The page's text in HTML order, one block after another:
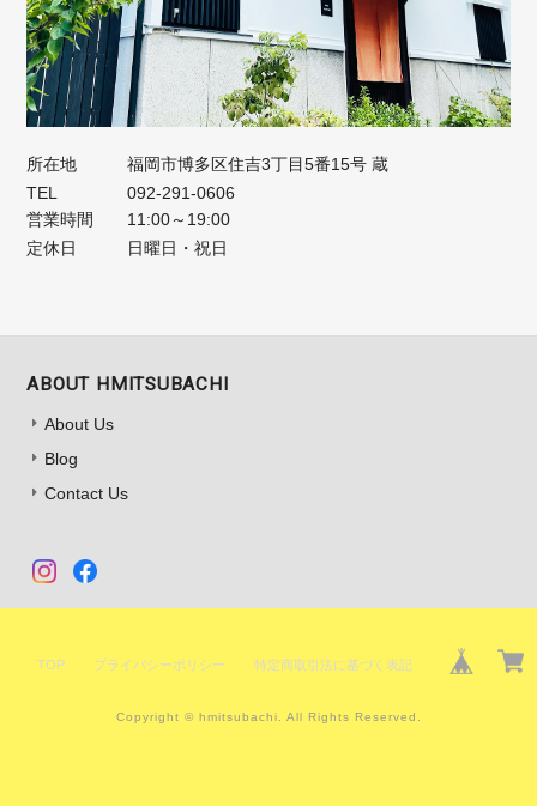
所在地
福岡市博多区住吉3丁目5番15号 蔵
TEL
092-291-0606
営業時間
11:00～19:00
定休日
日曜日・祝日
ABOUT HMITSUBACHI
About Us
Blog
Contact Us
TOP プライバシーポリシー 特定商取引法に基づく表記
Copyright © hmitsubachi. All Rights Reserved.